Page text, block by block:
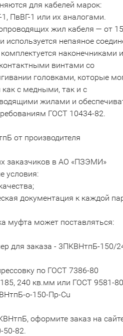
для кабелей марок:
ПвВГ-1 или их аналогами.
жил кабеля — от
используется непаяное
наконечниками
винтами со
головками, которые
с медными, так и с
жилами и
ГОСТ 10434-82.
от производителя
заказчиков в АО «ПЗЭМИ»
условия:
документация к каждой
муфта может поставляться:
для заказа - 3ПКВНтпБ-150/
по ГОСТ 7386-80
240 кв.мм или ГОСТ 9581-
о-150-Пр-Cu
оформите заказ на
50-82.